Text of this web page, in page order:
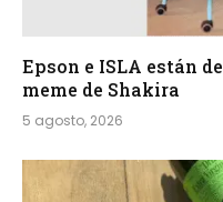
Epson e ISLA están
meme de Shakira
5 agosto, 2026